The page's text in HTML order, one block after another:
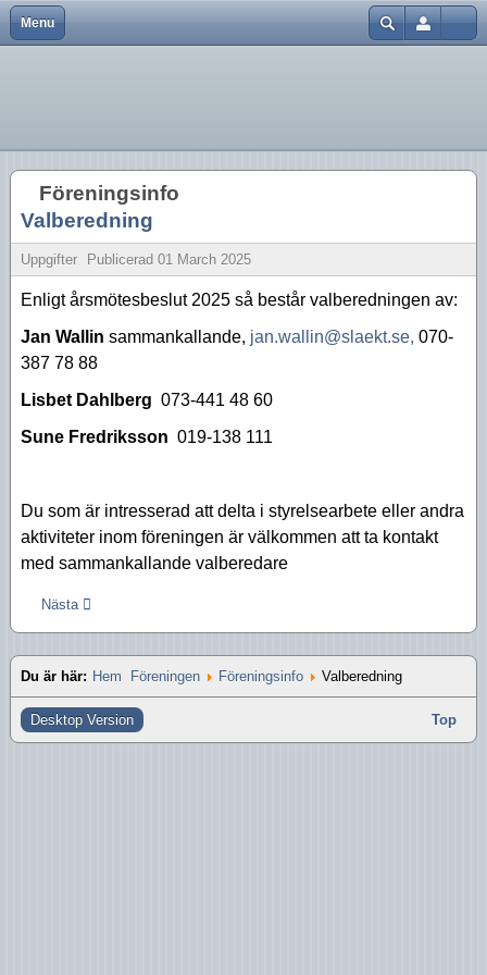
Menu Close
Föreningen
Föreningskalender
Bra länkar
Historik
Tidningar
Försäljning
Aktiviteter 2024
Aktiviteter 2023
Aktiviteter 2022
Aktiviteter 2020
Aktiviteter 2019
Aktiviteter 2018
Aktiviteter 2016
Aktiviteter 2015
Aktiviteter 2013
Aktiviteter 2012
Aktiviteter 2011
Kom ihåg mig
Glömt lösenord?
Glömt användarnamn?
Skapa inloggning
Föreningsinfo
Valberedning
Uppgifter Publicerad 01 March 2025
Enligt årsmötesbeslut 2025 så består valberedningen av:
Jan Wallin sammankallande, jan.wallin@slaekt.se, 070-
387 78 88
Lisbet Dahlberg 073-441 48 60
Sune Fredriksson 019-138 111
Du som är intresserad att delta i styrelsearbete eller andra
aktiviteter inom föreningen är välkommen att ta kontakt
med sammankallande valberedare
Nästa
Du är här: Hem Föreningen Föreningsinfo Valberedning
Desktop Version Top